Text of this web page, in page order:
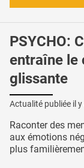
PSYCHO:
entraîne le
glissante
Actualité publiée il y
Raconter des
aux émotions
plus